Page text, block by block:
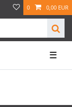
0 0,00 EUR
☰